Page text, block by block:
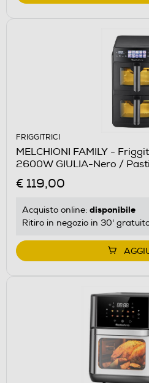
FRIGGITRICI
MELCHIONI FAMILY -
2600W GIULIA-Nero /
€ 119,00
Acquisto online: disponibile
Ritiro in negozio in 30'